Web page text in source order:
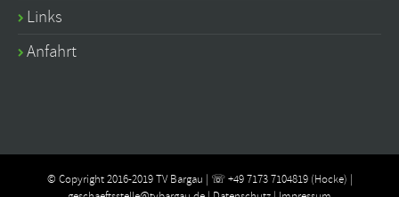
Links
Anfahrt
© Copyright 2016-2019 TV Bargau | ☏ +49 7173 7104819 (Hocke) |